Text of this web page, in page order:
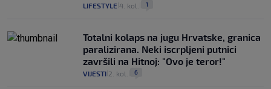
LIFESTYLE 4. kol. 1
Totalni kolaps na jugu Hrvatske, granica
paralizirana. Neki iscrpljeni putnici
završili na Hitnoj: "Ovo je teror!"
VIJESTI 2. kol. 6